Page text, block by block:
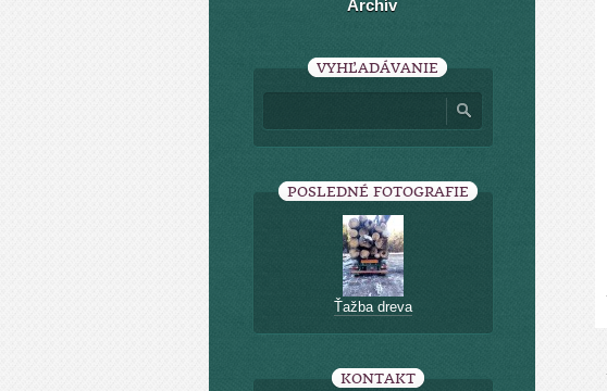
Archív
VYHĽADÁVANIE
POSLEDNÉ FOTOGRAFIE
Ťažba dreva
KONTAKT